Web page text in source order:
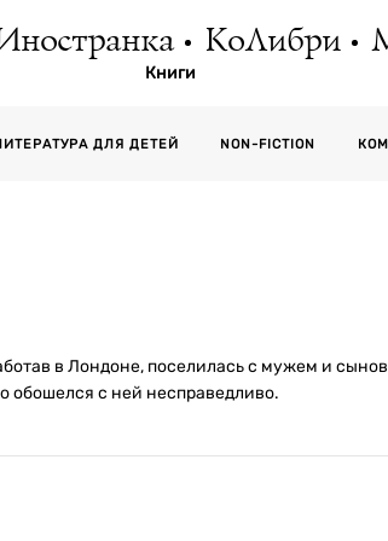
КоЛибри
Книги
ДЛЯ ДЕТЕЙ NON-FICTION
в Лондоне, поселилась с мужем и
обошелся с ней несправедливо.